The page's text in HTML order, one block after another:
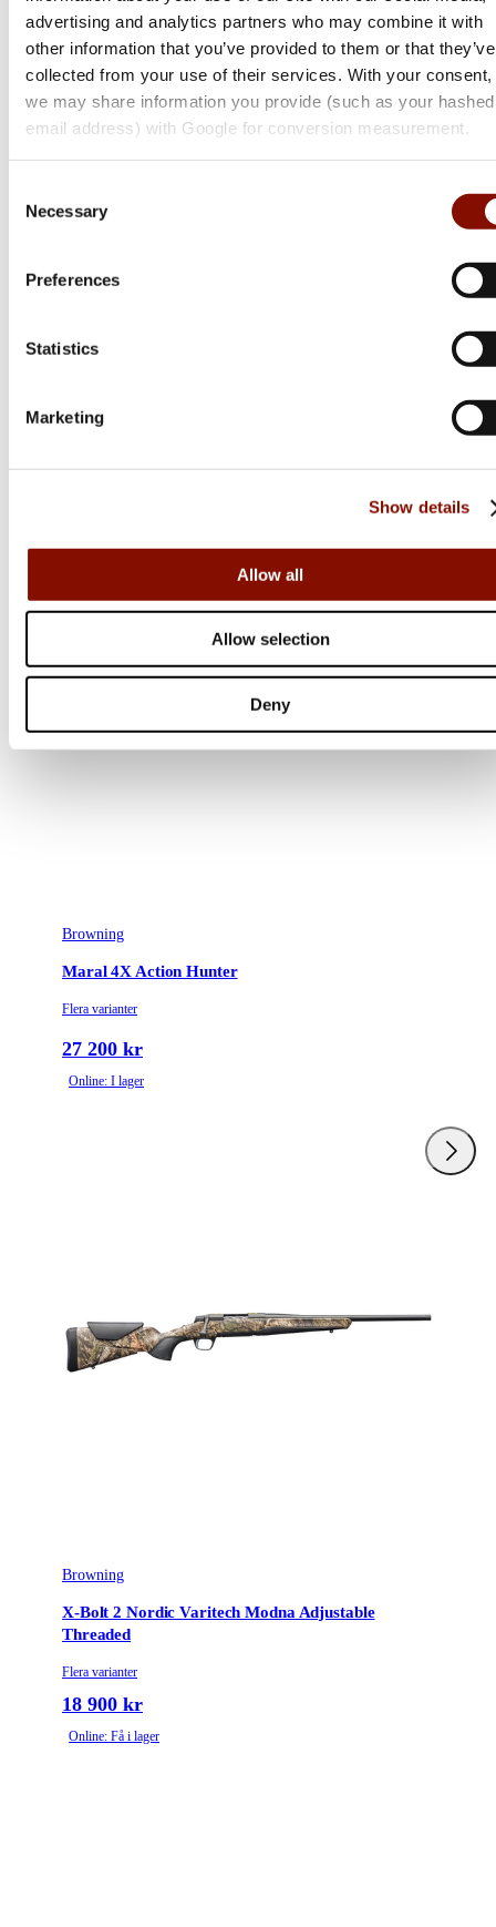
advertising and analytics partners who may combine it with
other information that you’ve provided to them or that they’ve
collected from your use of their services. With your consent,
we may share information you provide (such as your hashed
email address) with Google for conversion measurement.
Selection
Necessary
Preferences
Statistics
Marketing
Show details
Allow all
Allow selection
Deny
Från 21 700 kr
Browning
Maral 4X Action Hunter
Flera varianter
27 200 kr
Online: I lager
Browning
X-Bolt 2 Nordic Varitech Modna Adjustable
Threaded
Flera varianter
18 900 kr
Online: Få i lager